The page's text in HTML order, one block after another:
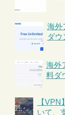
海外
ダウ
海外
料ダ
【
いて、